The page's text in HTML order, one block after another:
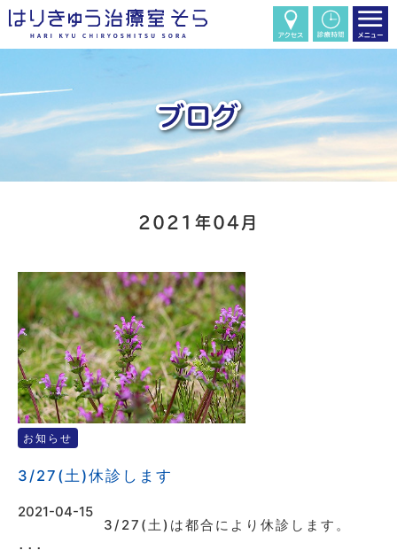
2021年04月
お知らせ
3/27(土)休診します
2021-04-15
3/27(土)は都合により休診します。
･･･